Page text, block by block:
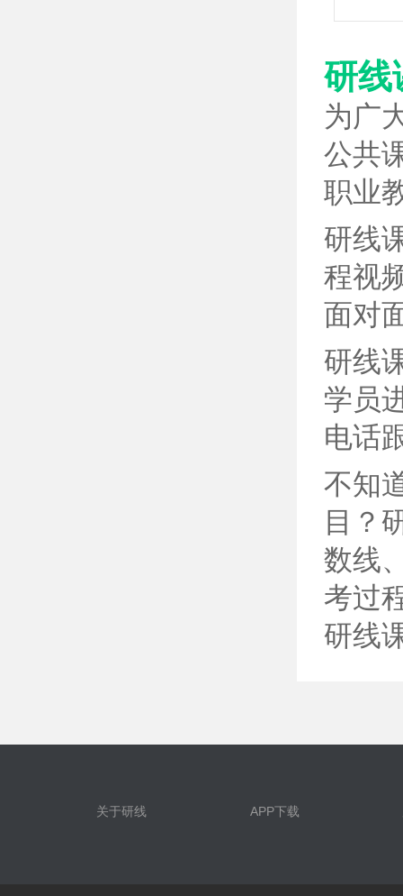
研线
为广
公共
职业
研线
程视
面对
研线
学员
电话
不知
目？
数线
考过
研线
关于研线 APP下载